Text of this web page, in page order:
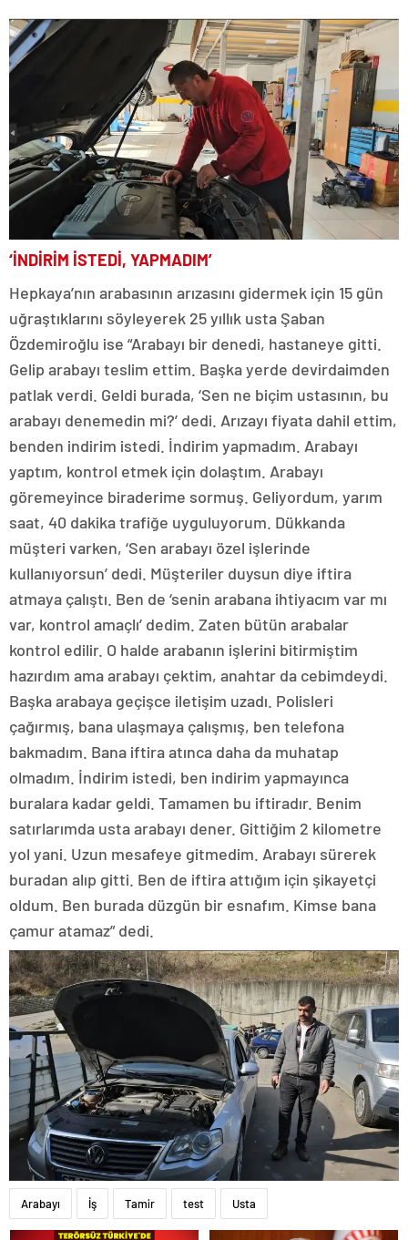
‘İNDİRİM İSTEDİ, YAPMADIM’
Hepkaya’nın arabasının arızasını gidermek için 15 gün
uğraştıklarını söyleyerek 25 yıllık usta Şaban
Özdemiroğlu ise “Arabayı bir denedi, hastaneye gitti.
Gelip arabayı teslim ettim. Başka yerde devirdaimden
patlak verdi. Geldi burada, ‘Sen ne biçim ustasının, bu
arabayı denemedin mi?’ dedi. Arızayı fiyata dahil ettim,
benden indirim istedi. İndirim yapmadım. Arabayı
yaptım, kontrol etmek için dolaştım. Arabayı
göremeyince biraderime sormuş. Geliyordum, yarım
saat, 40 dakika trafiğe uyguluyorum. Dükkanda
müşteri varken, ‘Sen arabayı özel işlerinde
kullanıyorsun’ dedi. Müşteriler duysun diye iftira
atmaya çalıştı. Ben de ‘senin arabana ihtiyacım var mı
var, kontrol amaçlı’ dedim. Zaten bütün arabalar
kontrol edilir. O halde arabanın işlerini bitirmiştim
hazırdım ama arabayı çektim, anahtar da cebimdeydi.
Başka arabaya geçişce iletişim uzadı. Polisleri
çağırmış, bana ulaşmaya çalışmış, ben telefona
bakmadım. Bana iftira atınca daha da muhatap
olmadım. İndirim istedi, ben indirim yapmayınca
buralara kadar geldi. Tamamen bu iftiradır. Benim
satırlarımda usta arabayı dener. Gittiğim 2 kilometre
yol yani. Uzun mesafeye gitmedim. Arabayı sürerek
buradan alıp gitti. Ben de iftira attığım için şikayetçi
oldum. Ben burada düzgün bir esnafım. Kimse bana
çamur atamaz” dedi.
Arabayı İş Tamir test Usta